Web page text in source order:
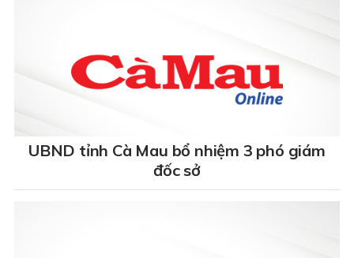
UBND tỉnh Cà Mau bổ nhiệm 3 phó giám
đốc sở